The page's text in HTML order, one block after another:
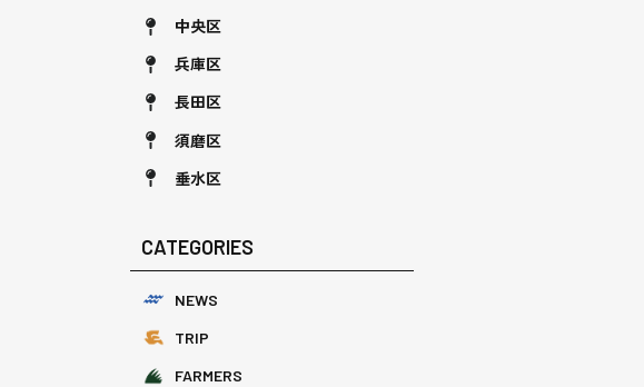
中央区
兵庫区
長田区
須磨区
垂水区
CATEGORIES
NEWS
TRIP
FARMERS